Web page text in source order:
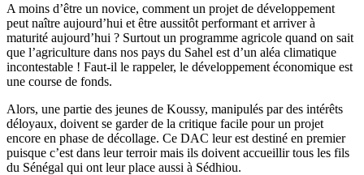
A moins d’être un novice, comment un projet de développement
peut naître aujourd’hui et être aussitôt performant et arriver à
maturité aujourd’hui ? Surtout un programme agricole quand on sait
que l’agriculture dans nos pays du Sahel est d’un aléa climatique
incontestable ! Faut-il le rappeler, le développement économique est
une course de fonds.
Alors, une partie des jeunes de Koussy, manipulés par des intérêts
déloyaux, doivent se garder de la critique facile pour un projet
encore en phase de décollage. Ce DAC leur est destiné en premier
puisque c’est dans leur terroir mais ils doivent accueillir tous les fils
du Sénégal qui ont leur place aussi à Sédhiou.